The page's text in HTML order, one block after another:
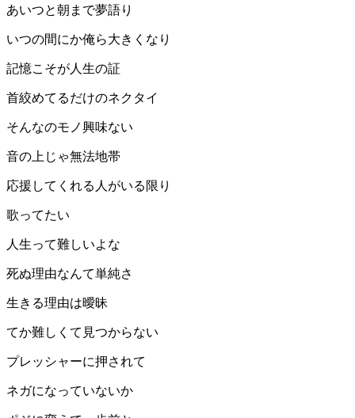
あいつと朝まで夢語り
いつの間にか俺ら大きくなり
記憶こそが人生の証
首絞めてるだけのネクタイ
そんなのモノ興味ない
音の上じゃ無法地帯
応援してくれる人がいる限り
歌ってたい
人生って難しいよな
死ぬ理由なんて単純さ
生きる理由は曖昧
てか難しくて見つからない
プレッシャーに押されて
ネガになっていないか